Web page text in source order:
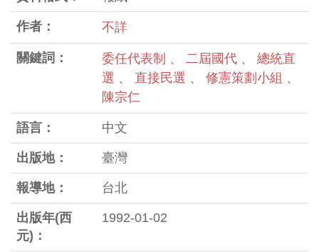
作者： 不詳
關鍵詞： 委任代表制 、 二屆國代 、 總統直
選 、 直接民選 、 修憲策劃小組 、
陳宗仁
語言： 中文
出版地： 臺灣
報導地： 台北
出版年(西
元)：
1992-01-02